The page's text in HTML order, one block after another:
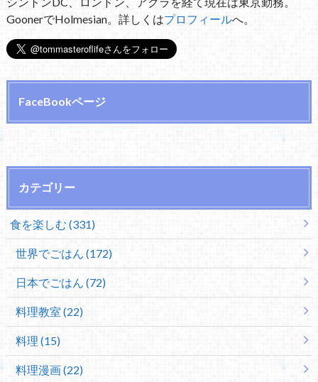
GoonerでHolmesian。詳しくはプロフィールへ。
FaceBookページ
カテゴリー
食を楽しむ (331)
世界でごはん (172)
日本でごはん (72)
料理教室 (22)
料理 (15)
料理漫画 (22)